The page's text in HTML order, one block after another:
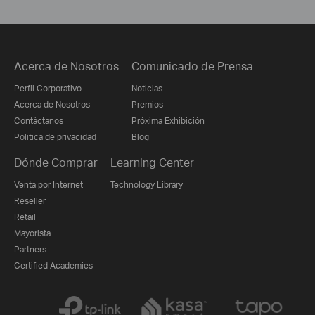
Acerca de Nosotros
Perfil Corporativo
Acerca de Nosotros
Contáctanos
Politica de privacidad
Comunicado de Prensa
Noticias
Premios
Próxima Exhibición
Blog
Dónde Comprar
Venta por Internet
Reseller
Retail
Mayorista
Partners
Certified Academies
Learning Center
Technology Library